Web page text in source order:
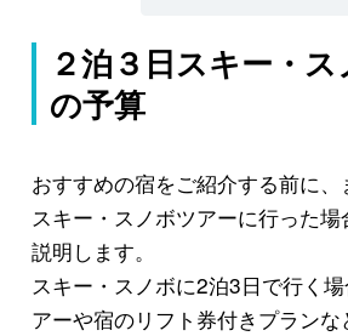
２泊３日スキー・
の予算
おすすめの宿をご紹介する前に
スキー・スノボツアーに行った
説明します。
スキー・スノボに2泊3日で行く
アーや宿のリフト券付きプラン